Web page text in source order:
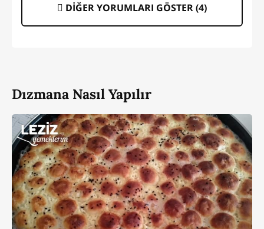
DİĞER YORUMLARI GÖSTER (4)
Dızmana Nasıl Yapılır